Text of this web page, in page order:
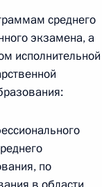
и статью 1
среднего
экзамена, а
исполнительной
по